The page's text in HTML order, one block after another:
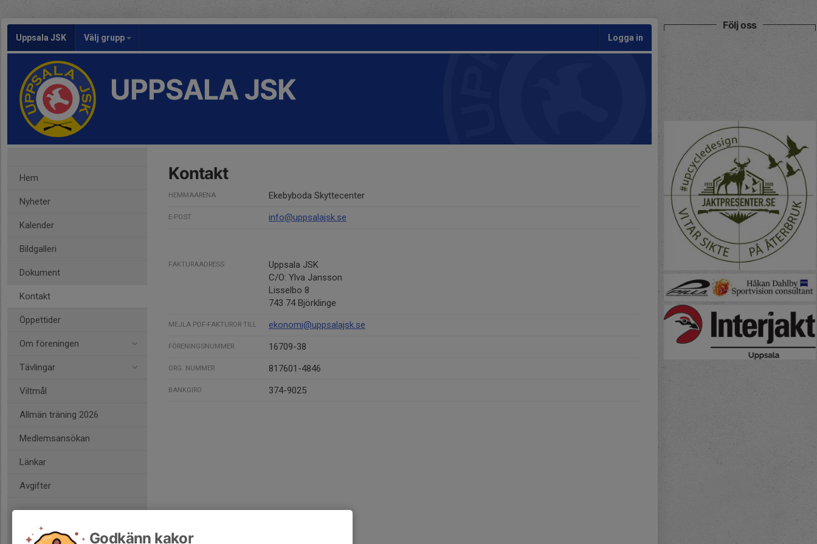
Uppsala JSK Välj grupp Logga in
UPPSALA JSK
Hem
Nyheter
Kalender
Bildgalleri
Dokument
Kontakt
Öppettider
Om föreningen
Tävlingar
Viltmål
Allmän träning 2026
Medlemsansökan
Länkar
Avgifter
Kontakt
HEMMAARENA Ekebyboda Skyttecenter
E-POST info@uppsalajsk.se
FAKTURAADRESS
Uppsala JSK
C/O: Ylva Jansson
Lisselbo 8
743 74 Björklinge
MEJLA PDF-FAKTUROR TILL ekonomi@uppsalajsk.se
FÖRENINGSNUMMER 16709-38
ORG. NUMMER 817601-4846
BANKGIRO 374-9025
Följ oss
Godkänn kakor